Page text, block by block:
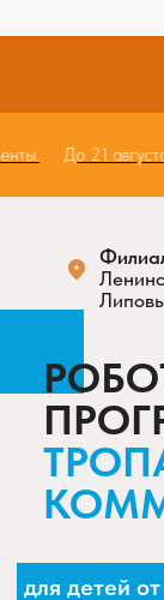
До 21
изобретаем,
для детей от 4 до
Ленинский